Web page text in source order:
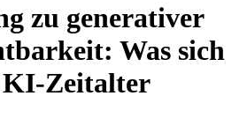
zu generativer
Was sich
Zeitalter